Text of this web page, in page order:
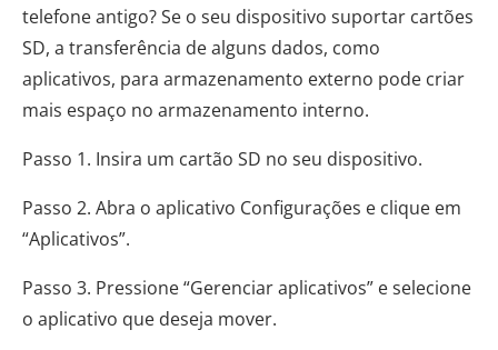
telefone antigo? Se o seu dispositivo suportar cartões
SD, a transferência de alguns dados, como
aplicativos, para armazenamento externo pode criar
mais espaço no armazenamento interno.
Passo 1. Insira um cartão SD no seu dispositivo.
Passo 2. Abra o aplicativo Configurações e clique em
“Aplicativos”.
Passo 3. Pressione “Gerenciar aplicativos” e selecione
o aplicativo que deseja mover.